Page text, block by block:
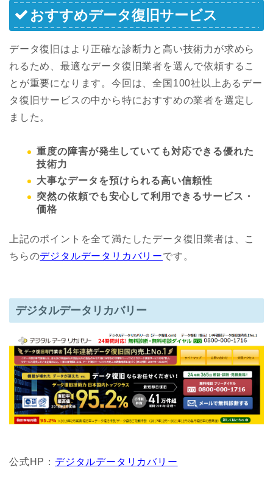
おすすめデータ復旧サービス
データ復旧はより正確な診断力と高い技術力が求めら
れるため、最適なデータ復旧業者を選んで依頼するこ
とが重要になります。今回は、全国100社以上あるデー
タ復旧サービスの中から特におすすめの業者を選定し
ました。
重度の障害が発生していても対応できる優れた
技術力
大事なデータを預けられる高い信頼性
突然の依頼でも安心して利用できるサービス・
価格
上記のポイントを全て満たしたデータ復旧業者は、こ
ちらのデジタルデータリカバリーです。
デジタルデータリカバリー
公式HP： デジタルデータリカバリー